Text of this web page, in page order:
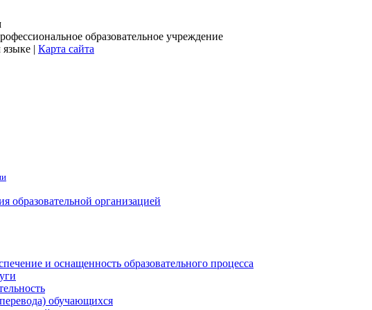
образовательное учреждение
| Карта сайта
образовательной организацией
и оснащенность образовательного процесса
обучающихся